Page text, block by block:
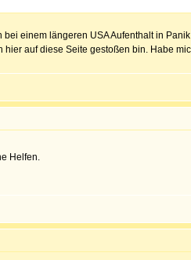
einem längeren USA Aufenthalt in
auf diese Seite gestoßen bin. Habe
Helfen.